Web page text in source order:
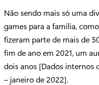
Não sendo mais só uma
games para a família, como
fizeram parte de mais de
fim de ano em 2021, um
dois anos [Dados internos
– janeiro de 2022].